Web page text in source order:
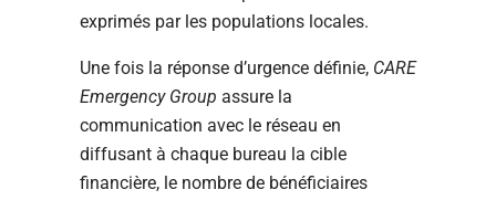
exprimés par les populations locales.
Une fois la réponse d’urgence définie, CARE
Emergency Group assure la
communication avec le réseau en
diffusant à chaque bureau la cible
financière, le nombre de bénéficiaires